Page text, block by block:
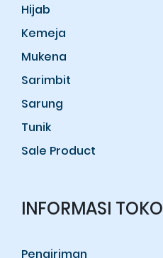
Hijab
Kemeja
Mukena
Sarimbit
Sarung
Tunik
Sale Product
INFORMASI TOKO
Pengiriman